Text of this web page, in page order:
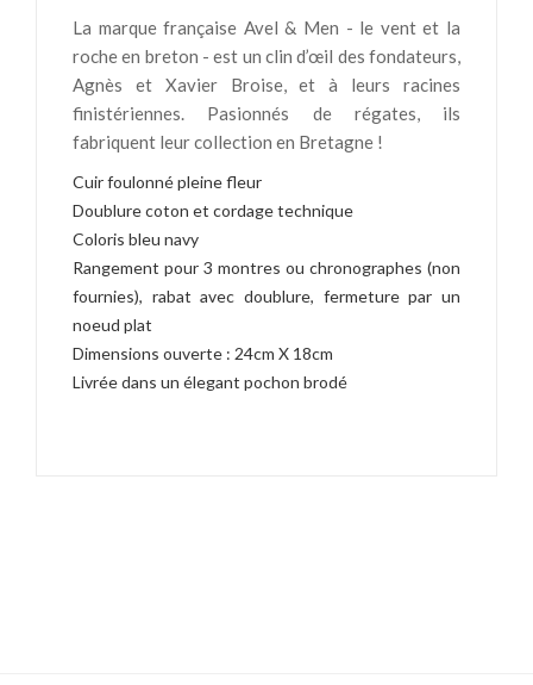
La marque française Avel & Men - le vent et la
roche en breton - est un clin d’œil des fondateurs,
Agnès et Xavier Broise, et à leurs racines
finistériennes. Pasionnés de régates, ils
fabriquent leur collection en Bretagne !
Cuir foulonné pleine fleur
Doublure coton et cordage technique
Coloris bleu navy
Rangement pour 3 montres ou chronographes (non
fournies), rabat avec doublure, fermeture par un
noeud plat
Dimensions ouverte : 24cm X 18cm
Livrée dans un élegant pochon brodé